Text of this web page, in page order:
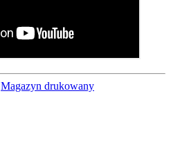
Magazyn drukowany